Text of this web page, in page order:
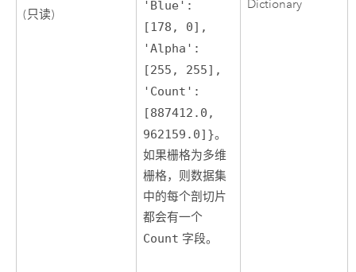
(只读)
'Blue':
[178, 0],
'Alpha':
[255, 255],
'Count':
[887412.0,
962159.0]}。
如果栅格为多维
栅格，则数据集
中的每个剖切片
都会有一个
Count 字段。
Dictionary